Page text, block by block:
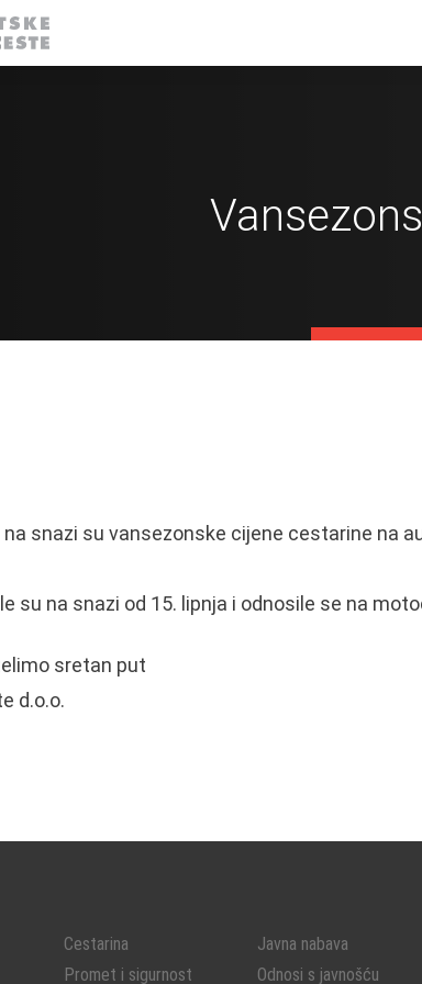
na snazi su vansezonske cijene cestarine
su na snazi od 15. lipnja i odnosile se na
sretan put
d.o.o.
Cestarina
Promet i sigurnost
Javna nabava
Odnosi s javnošću